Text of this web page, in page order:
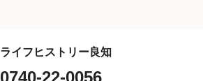
ライフヒストリー良知
0740-22-0056